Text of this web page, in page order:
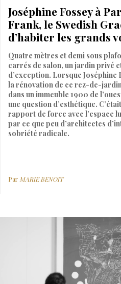
Joséphine Fossey à
Frank, le Swedish
d’habiter les grands
Quatre mètres et demi sous
carrés de salon, un jardin privé
d’exception. Lorsque Joséphine
la rénovation de ce rez-de-
dans un immeuble 1900 de
une question d’esthétique.
rapport de force avec l’espace
par ce que peu d’architectes
sobriété radicale.
Par MARIE BENOIT